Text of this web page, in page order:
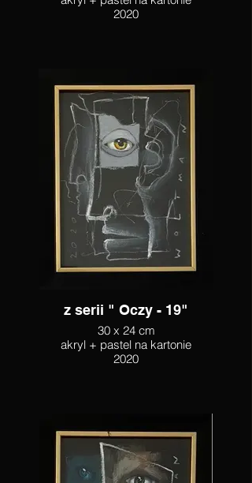
2020
z serii " Oczy - 19"
30 x 24 cm
akryl + pastel na kartonie
2020